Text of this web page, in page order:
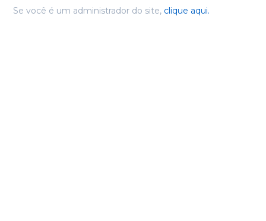
Se você é um administrador do site, clique aqui.